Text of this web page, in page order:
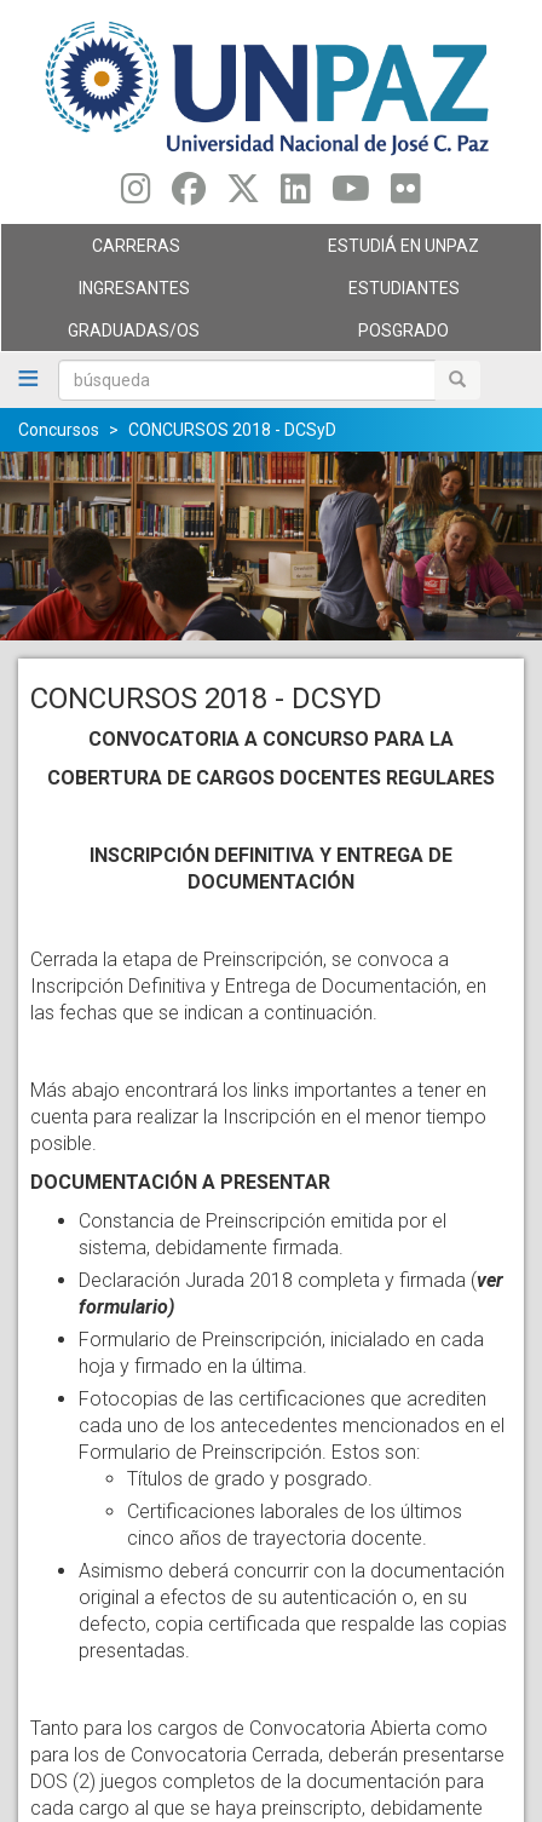
contenido
principal
búsqueda búsqueda
CARRERAS ESTUDIÁ EN UNPAZ
INGRESANTES ESTUDIANTES
GRADUADAS/OS POSGRADO
Concursos CONCURSOS 2018 - DCSyD
CONCURSOS 2018 - DCSYD
CONVOCATORIA A CONCURSO PARA LA
COBERTURA DE CARGOS DOCENTES REGULARES
INSCRIPCIÓN DEFINITIVA Y ENTREGA DE
DOCUMENTACIÓN
Cerrada la etapa de Preinscripción, se convoca a
Inscripción Definitiva y Entrega de Documentación, en
las fechas que se indican a continuación.
Más abajo encontrará los links importantes a tener en
cuenta para realizar la Inscripción en el menor tiempo
posible.
DOCUMENTACIÓN A PRESENTAR
Constancia de Preinscripción emitida por el
sistema, debidamente firmada.
Declaración Jurada 2018 completa y firmada (ver
formulario)
Formulario de Preinscripción, inicialado en cada
hoja y firmado en la última.
Fotocopias de las certificaciones que acrediten
cada uno de los antecedentes mencionados en el
Formulario de Preinscripción. Estos son:
Títulos de grado y posgrado.
Certificaciones laborales de los últimos
cinco años de trayectoria docente.
Asimismo deberá concurrir con la documentación
original a efectos de su autenticación o, en su
defecto, copia certificada que respalde las copias
presentadas.
Tanto para los cargos de Convocatoria Abierta como
para los de Convocatoria Cerrada, deberán presentarse
DOS (2) juegos completos de la documentación para
cada cargo al que se haya preinscripto, debidamente